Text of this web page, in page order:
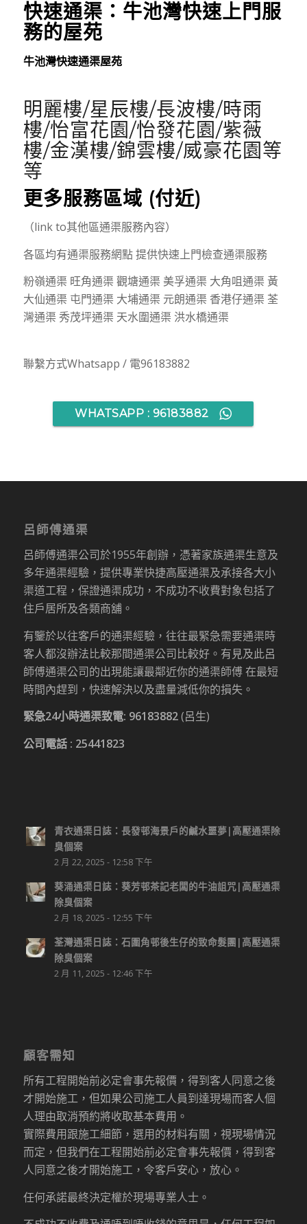
快速通渠： 牛池灣快速上門服
務的屋苑
牛池灣快速通渠屋苑
明麗樓/星辰樓/長波樓/時雨
樓/怡富花園/怡發花園/紫薇
樓/金漢樓/錦雲樓/威豪花園等
等
更多服務區域 (付近)
（link to其他區通渠服務內容）
各區均有通渠服務網點 提供快速上門檢查通渠服務
粉嶺通渠 旺角通渠 觀塘通渠 美孚通渠 大角咀通渠 黃
大仙通渠 屯門通渠 大埔通渠 元朗通渠 香港仔通渠 荃
灣通渠 秀茂坪通渠 天水圍通渠 洪水橋通渠
聯繫方式Whatsapp / 電96183882
WHATSAPP : 96183882
呂師傅通渠
呂師傅通渠公司於1955年創辦，憑著家族通渠生意及
多年通渠經驗，提供專業快捷高壓通渠及承接各大小
渠道工程，保證通渠成功，不成功不收費對象包括了
住戶居所及各類商舖。
有鑒於以往客戶的通渠經驗，往往最緊急需要通渠時
客人都沒辦法比較那間通渠公司比較好。有見及此呂
師傅通渠公司的出現能讓最鄰近你的通渠師傅 在最短
時間內趕到，快速解決以及盡量減低你的損失。
緊急24小時通渠致電: 96183882(呂生)
公司電話 : 25441823
青衣通渠日誌：長發邨海景戶的鹹水噩夢|高壓通渠除
臭個案
2 月 22, 2025 - 12:58 下午
葵涌通渠日誌：葵芳邨茶記老闆的牛油詛咒|高壓通渠
除臭個案
2 月 18, 2025 - 12:55 下午
荃灣通渠日誌：石圍角邨後生仔的致命髮團|高壓通渠
除臭個案
2 月 11, 2025 - 12:46 下午
顧客需知
所有工程開始前必定會事先報價，得到客人同意之後
才開始施工，但如果公司施工人員到達現場而客人個
人理由取消預約將收取基本費用。
實際費用跟施工細節，選用的材料有關，視現場情況
而定，但我們在工程開始前必定會事先報價，得到客
人同意之後才開始施工，令客戶安心，放心。
任何承諾最終決定權於現場專業人士。